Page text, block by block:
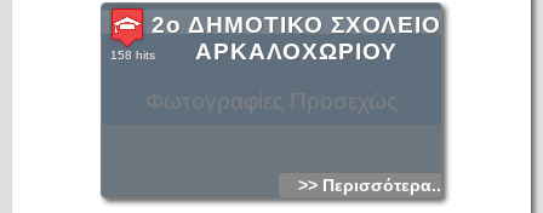
Φωτογραφίες Προσεχώς
2ο ΔΗΜΟΤΙΚΟ ΣΧΟΛΕΙΟ
ΑΡΚΑΛΟΧΩΡΙΟΥ
158 hits
>> Περισσότερα...